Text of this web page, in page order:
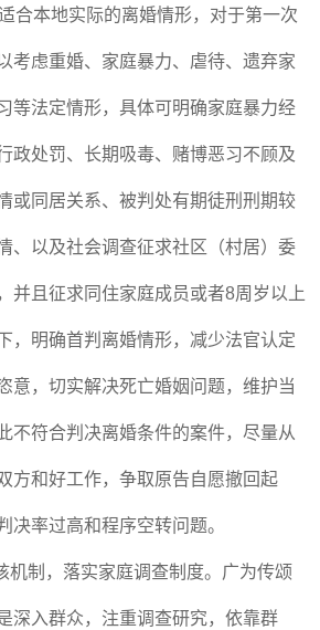
合本地实际的离婚情形，对于第一次
考虑重婚、家庭暴力、虐待、遗弃家
等法定情形，具体可明确家庭暴力经
政处罚、长期吸毒、赌博恶习不顾及
或同居关系、被判处有期徒刑刑期较
、以及社会调查征求社区（村居）委
并且征求同住家庭成员或者8周岁以上
，明确首判离婚情形，减少法官认定
意，切实解决死亡婚姻问题，维护当
不符合判决离婚条件的案件，尽量从
方和好工作，争取原告自愿撤回起
决率过高和程序空转问题。
制，落实家庭调查制度。广为传颂
深入群众，注重调查研究，依靠群